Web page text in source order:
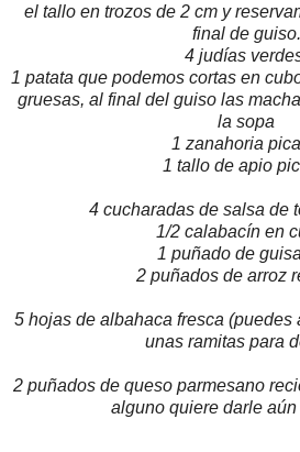
el tallo en trozos de 2 cm y
final de guiso.
4 judías
1 patata que podemos cortas en
gruesas, al final del guiso las
la sopa
1 zanahoria
1 tallo de apio
4 cucharadas de salsa de
1/2 calabacín en
1 puñado de
2 puñados de arroz
5 hojas de albahaca fresca (puedes
unas ramitas para
2 puñados de queso parmesano
alguno quiere darle aún